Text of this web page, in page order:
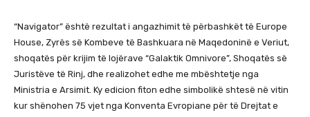
“Navigator” është rezultat i angazhimit të përbashkët të Europe
House, Zyrës së Kombeve të Bashkuara në Maqedoninë e Veriut,
shoqatës për krijim të lojërave “Galaktik Omnivore”, Shoqatës së
Juristëve të Rinj, dhe realizohet edhe me mbështetje nga
Ministria e Arsimit. Ky edicion fiton edhe simbolikë shtesë në vitin
kur shënohen 75 vjet nga Konventa Evropiane për të Drejtat e